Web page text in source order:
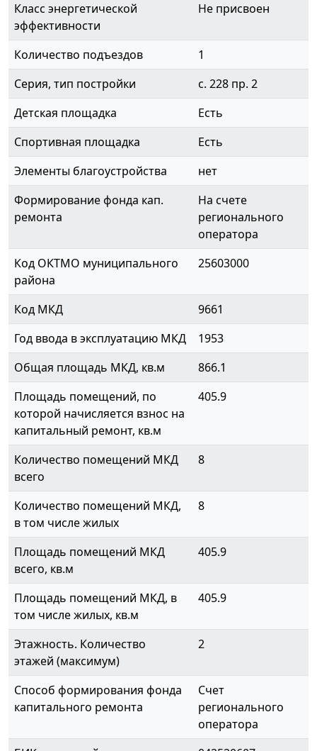
Класс энергетической
эффективности
Не присвоен
Количество подъездов
1
Серия, тип постройки
с. 228 пр. 2
Детская площадка
Есть
Спортивная площадка
Есть
Элементы благоустройства
нет
Формирование фонда кап.
ремонта
На счете
регионального
оператора
Код ОКТМО муниципального
района
25603000
Код МКД
9661
Год ввода в эксплуатацию МКД
1953
Общая площадь МКД, кв.м
866.1
Площадь помещений, по
которой начисляется взнос на
капитальный ремонт, кв.м
405.9
Количество помещений МКД
всего
8
Количество помещений МКД,
в том числе жилых
8
Площадь помещений МКД
всего, кв.м
405.9
Площадь помещений МКД, в
том числе жилых, кв.м
405.9
Этажность. Количество
этажей (максимум)
2
Способ формирования фонда
капитального ремонта
Счет
регионального
оператора